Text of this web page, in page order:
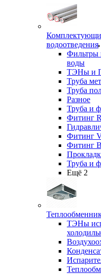
водоотведения
Фильтры
воды
ТЭНы и
Труба
Труба
Разное
Труба и
Фитинг
Фитинг
Фитинг
Труба и
Ещё 2
ТЭНы